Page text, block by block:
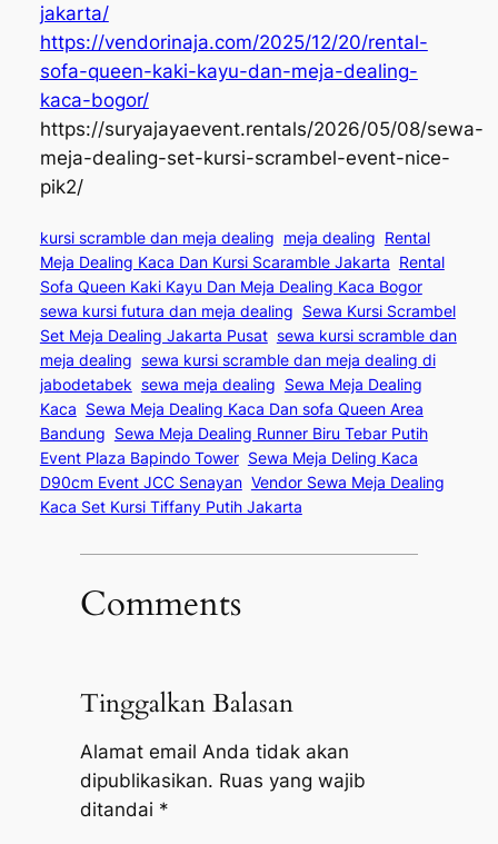
jakarta/
https://vendorinaja.com/2025/12/20/rental-
sofa-queen-kaki-kayu-dan-meja-dealing-
kaca-bogor/
https://suryajayaevent.rentals/2026/05/08/sewa-
meja-dealing-set-kursi-scrambel-event-nice-
pik2/
kursi scramble dan meja dealing meja dealing Rental
Meja Dealing Kaca Dan Kursi Scaramble Jakarta Rental
Sofa Queen Kaki Kayu Dan Meja Dealing Kaca Bogor
sewa kursi futura dan meja dealing Sewa Kursi Scrambel
Set Meja Dealing Jakarta Pusat sewa kursi scramble dan
meja dealing sewa kursi scramble dan meja dealing di
jabodetabek sewa meja dealing Sewa Meja Dealing
Kaca Sewa Meja Dealing Kaca Dan sofa Queen Area
Bandung Sewa Meja Dealing Runner Biru Tebar Putih
Event Plaza Bapindo Tower Sewa Meja Deling Kaca
D90cm Event JCC Senayan Vendor Sewa Meja Dealing
Kaca Set Kursi Tiffany Putih Jakarta
Comments
Tinggalkan Balasan
Alamat email Anda tidak akan
dipublikasikan. Ruas yang wajib
ditandai *